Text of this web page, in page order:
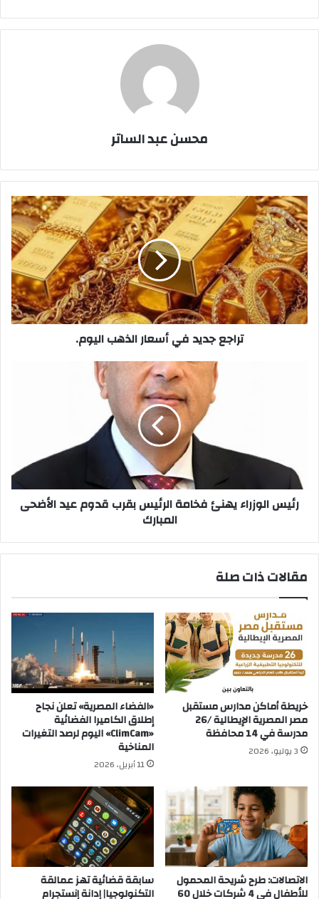
محسن عبد الساتر
تراجع
جديد
في
أسعار
الذهب
اليوم.
تراجع جديد في أسعار الذهب اليوم.
عيد
الأضحى
المبارك
رئيس الوزراء يهنئ فخامة الرئيس بقرب قدوم عيد الأضحى
المبارك
مقالات ذات صلة
خريطة أماكن مدارس مستقبل
مصر المصرية الإيطالية /26
مدرسة في 14 محافظة
3 يوليو، 2026
«الفضاء المصرية» تعلن نجاح
إطلاق الكاميرا الفضائية
«ClimCam» اليوم لرصد التغيرات
المناخية
11 أبريل، 2026
الاتصالات: طرح شريحة المحمول
للأطفال في 4 شركات خلال 60
سابقة قضائية تهز عمالقة
التكنولوجيا| إدانة إنستجرام